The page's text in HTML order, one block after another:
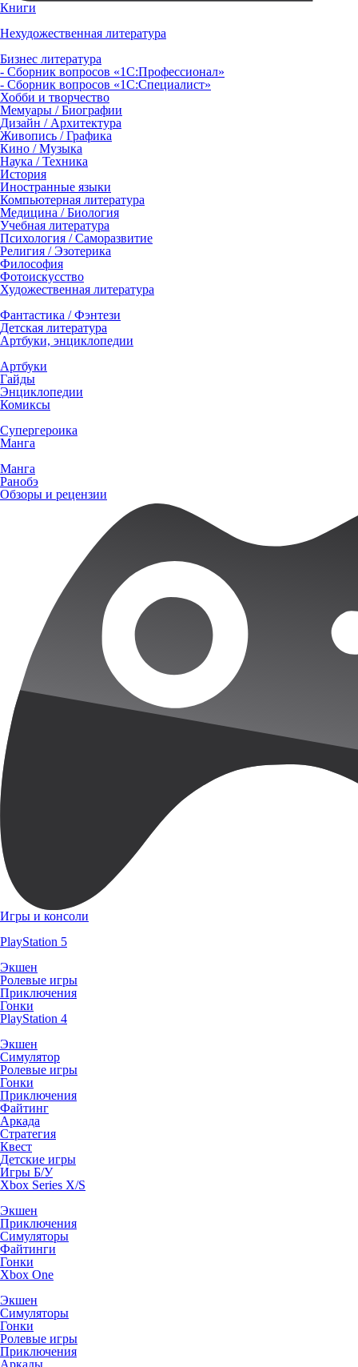
Книги
Нехудожественная литература
Бизнес литература
- Сборник вопросов «1С:Профессионал»
- Сборник вопросов «1С:Специалист»
Хобби и творчество
Мемуары / Биографии
Дизайн / Архитектура
Живопись / Графика
Кино / Музыка
Наука / Техника
История
Иностранные языки
Компьютерная литература
Медицина / Биология
Учебная литература
Психология / Саморазвитие
Религия / Эзотерика
Философия
Фотоискусство
Художественная литература
Фантастика / Фэнтези
Детская литература
Артбуки, энциклопедии
Артбуки
Гайды
Энциклопедии
Комиксы
Супергероика
Манга
Манга
Ранобэ
Обзоры и рецензии
Игры и консоли
PlayStation 5
Экшен
Ролевые игры
Приключения
Гонки
PlayStation 4
Экшен
Симулятор
Ролевые игры
Гонки
Приключения
Файтинг
Аркада
Стратегия
Квест
Детские игры
Игры Б/У
Xbox Series X/S
Экшен
Приключения
Симуляторы
Файтинги
Гонки
Xbox One
Экшен
Симуляторы
Гонки
Ролевые игры
Приключения
Аркады